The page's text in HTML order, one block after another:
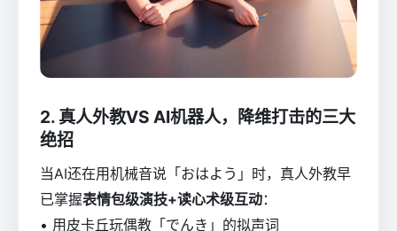
2. 真人外教VS AI机器人，降维打击的三大
绝招
当AI还在用机械音说「おはよう」时，真人外教早
已掌握表情包级演技+读心术级互动：
• 用皮卡丘玩偶教「でんき」的拟声词